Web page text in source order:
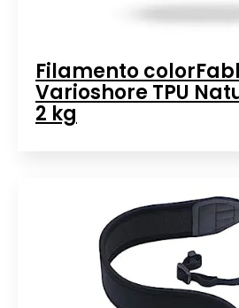
Filamento
Varioshore TPU
2 kg